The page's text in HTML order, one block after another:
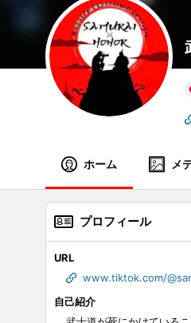
ホーム メ
プロフィール
URL
自己紹介